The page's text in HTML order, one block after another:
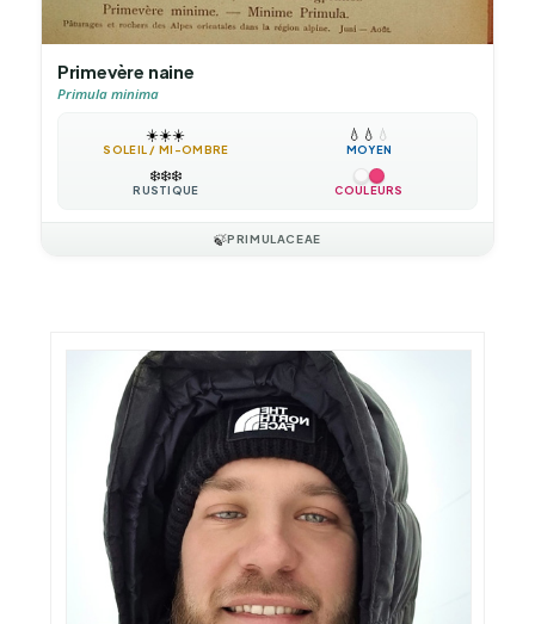
Primevère naine
Primula minima
☀️☀️☀️
SOLEIL / MI-OMBRE
💧 💧 💧
MOYEN
❄️❄️❄️
RUSTIQUE COULEURS
🍃PRIMULACEAE